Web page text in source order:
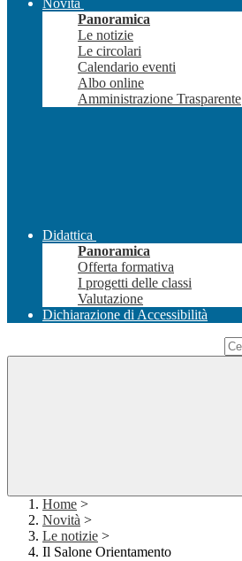
Novità
Panoramica
Le notizie
Le circolari
Calendario eventi
Albo online
Amministrazione Trasparente
Didattica
Panoramica
Offerta formativa
I progetti delle classi
Valutazione
Dichiarazione di Accessibilità
Home >
Novità >
Le notizie >
Il Salone Orientamento